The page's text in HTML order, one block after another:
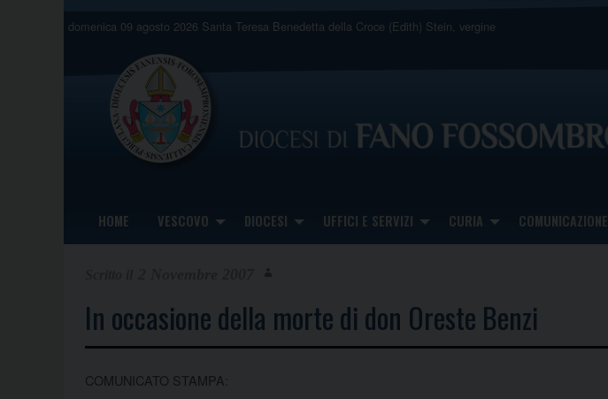
domenica 09 agosto 2026 Santa Teresa Benedetta della Croce (Edith) Stein, vergine
HOME VESCOVO DIOCESI UFFICI E SERVIZI CURIA COMUNICAZIONE
In occasione della morte di don Oreste Benzi
COMUNICATO STAMPA: